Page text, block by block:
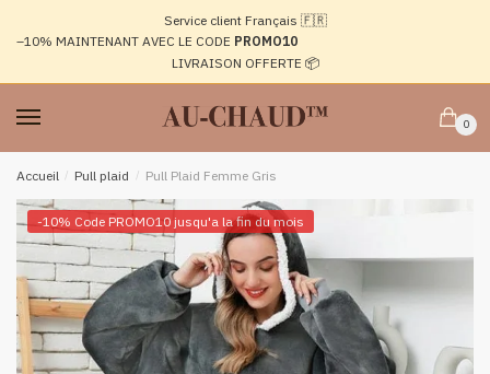
navigation
Service client Français 🇫🇷
–10% MAINTENANT AVEC LE CODE PROMO10
LIVRAISON OFFERTE 📦
0
Accueil / Pull plaid / Pull Plaid Femme Gris
-10% Code PROMO10 jusqu'a la fin du mois